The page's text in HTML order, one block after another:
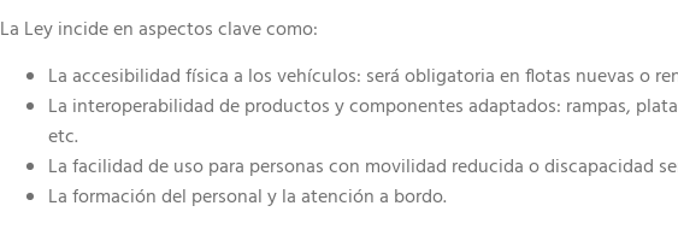
La Ley incide en aspectos clave como:
La accesibilidad física a los vehículos: será obligatoria en flotas nuevas o
La interoperabilidad de productos y componentes adaptados: rampas,
etc.
La facilidad de uso para personas con movilidad reducida o discapacidad
La formación del personal y la atención a bordo.